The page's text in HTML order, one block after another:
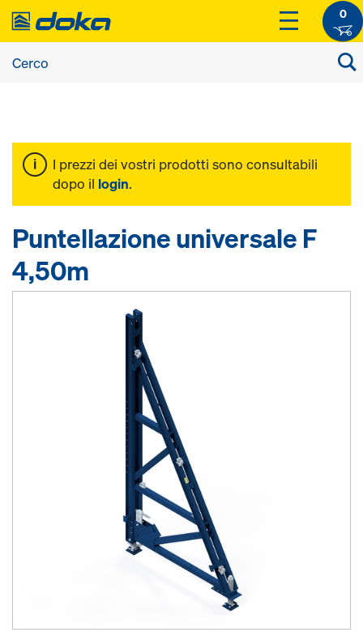
0
I prezzi dei vostri prodotti sono consultabili
dopo il login.
Puntellazione universale F
4,50m